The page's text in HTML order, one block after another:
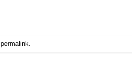
permalink